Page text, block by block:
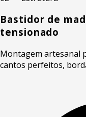
Bastidor de
tensionado
Montagem artesanal
cantos perfeitos,